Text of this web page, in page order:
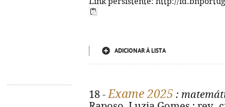
ADICIONAR À LISTA
18 -Exame 2025 :